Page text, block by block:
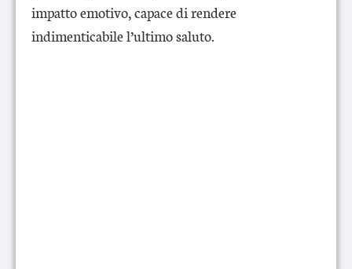
impatto emotivo, capace di rendere
indimenticabile l’ultimo saluto.